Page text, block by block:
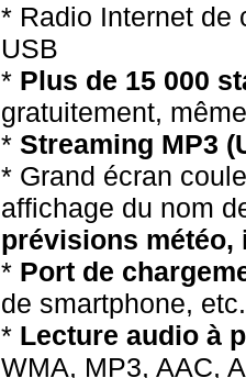
* Radio Internet de
USB
* Plus de 15 000
gratuitement,
* Streaming MP3
* Grand écran
affichage du nom
prévisions
* Port de
de smartphone, etc.
* Lecture audio à
WMA, MP3, AAC,